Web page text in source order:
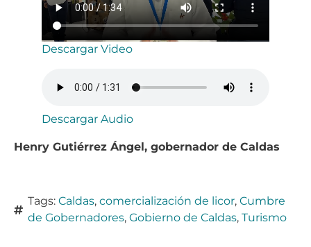
Descargar Video
Descargar Audio
Henry Gutiérrez Ángel, gobernador de Caldas
Tags: Caldas, comercialización de licor, Cumbre
de Gobernadores, Gobierno de Caldas, Turismo